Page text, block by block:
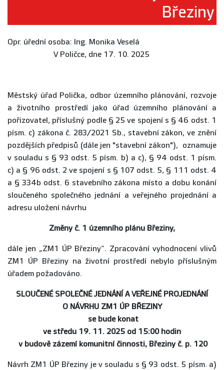
Březiny
Opr. úřední osoba: Ing. Monika Veselá
V Poličce, dne 17. 10. 2025
Městský úřad Polička, odbor územního plánování, rozvoje
a životního prostředí jako úřad územního plánování a
pořizovatel, příslušný podle § 25 ve spojení s § 46 odst. 1
písm. c) zákona č. 283/2021 Sb., stavební zákon, ve znění
pozdějších předpisů (dále jen "stavební zákon"), oznamuje
v souladu s § 93 odst. 5 písm. b) a c), § 94 odst. 1 písm.
c) a § 96 odst. 2 ve spojení s § 107 odst. 5, § 111 odst. 4
a § 334b odst. 6 stavebního zákona místo a dobu konání
sloučeného společného jednání a veřejného projednání a
adresu uložení návrhu
Změny č. 1 územního plánu Březiny,
dále jen „ZM1 ÚP Březiny“. Zpracování vyhodnocení vlivů
ZM1 ÚP Březiny na životní prostředí nebylo příslušným
úřadem požadováno.
SLOUČENÉ SPOLEČNÉ JEDNÁNÍ A VEŘEJNÉ PROJEDNÁNÍ
O NÁVRHU ZM1 ÚP BŘEZINY
se bude konat
ve středu 19. 11. 2025 od 15:00 hodin
v budově zázemí komunitní činnosti, Březiny č. p. 120
Návrh ZM1 ÚP Březiny je v souladu s § 93 odst. 5 písm. a)